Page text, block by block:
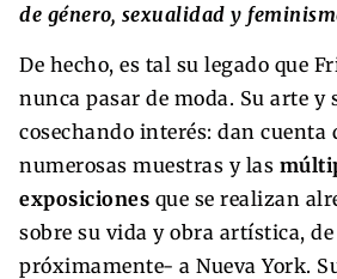
de género, sexualidad y
De hecho, es tal su legado que
nunca pasar de moda. Su arte y
cosechando interés: dan cuenta
numerosas muestras y las
exposiciones que se realizan
sobre su vida y obra artística, de
próximamente- a Nueva York.